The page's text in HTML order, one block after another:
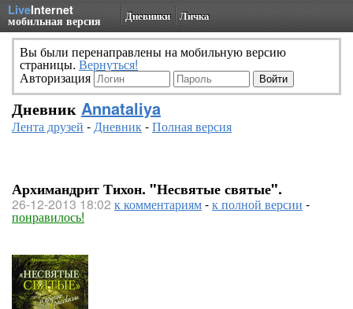
LiveInternet
мобильная версия Дневники Личка
Вы были перенаправлены на мобильную версию
страницы. Вернуться!
Авторизация
Дневник Annataliya
Лента друзей -Дневник-Полная версия
Архимандрит Тихон. "Несвятые святые".
26-12-2013 18:02 к комментариям-к полной версии -
понравилось!